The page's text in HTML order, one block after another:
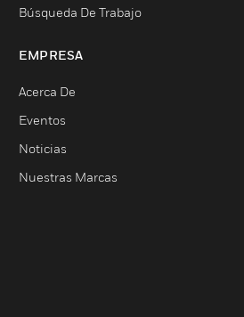
Búsqueda De Trabajo
EMPRESA
Acerca De
Eventos
Noticias
Nuestras Marcas